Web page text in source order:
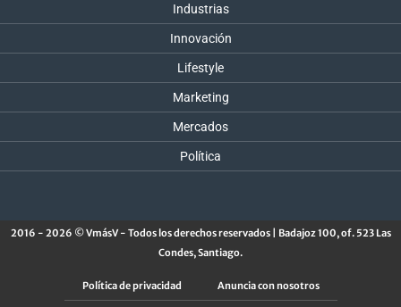
Industrias
Innovación
Lifestyle
Marketing
Mercados
Política
2016 - 2026 © VmásV - Todos los derechos reservados | Badajoz 100, of. 523 Las
Condes, Santiago.
Política de privacidad Anuncia con nosotros